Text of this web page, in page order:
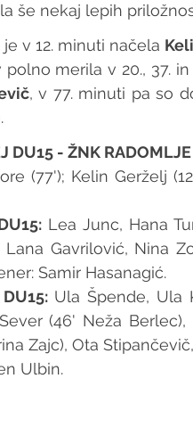
še nekaj lepih
v 12. minuti načela
polno merila v 20., 37.
, v 77. minuti pa so
DU15 - ŽNK
(77'); Kelin Gerželj
Lea Junc, Hana
Lana Gavrilović, Nina
Samir Hasanagić.
Ula Špende, Ula
(46' Neža
Zajc), Ota
Ulbin.